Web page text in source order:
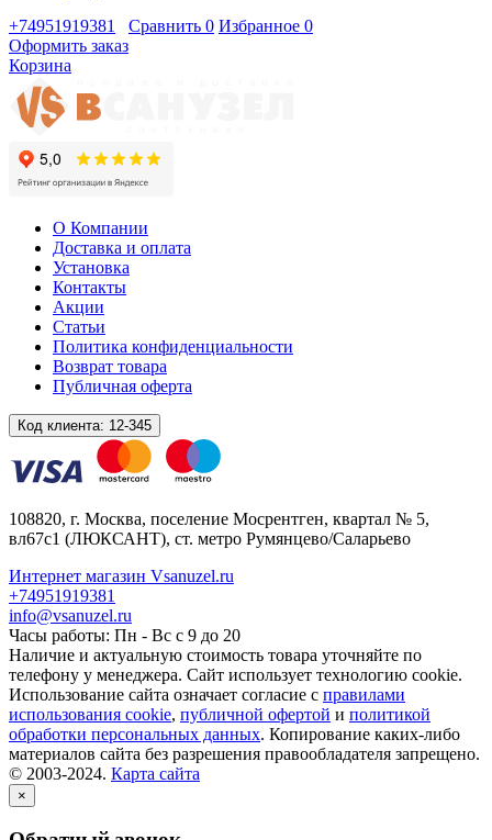
+74951919381
Сравнить 0 Избранное 0
Оформить заказ
Корзина
О Компании
Доставка и оплата
Установка
Контакты
Акции
Статьи
Политика конфиденциальности
Возврат товара
Публичная оферта
Код клиента: 12-345
108820, г. Москва, поселение Мосрентген, квартал № 5,
вл67с1 (ЛЮКСАНТ), ст. метро Румянцево/Саларьево
Интернет магазин Vsanuzel.ru
+74951919381
info@vsanuzel.ru
Часы работы: Пн - Вс с 9 до 20
Наличие и актуальную стоимость товара уточняйте по
телефону у менеджера. Сайт использует технологию cookie.
Использование сайта означает согласие с правилами
использования cookie, публичной офертой и политикой
обработки персональных данных. Копирование каких-либо
материалов сайта без разрешения правообладателя запрещено.
© 2003-2024. Карта сайта
×